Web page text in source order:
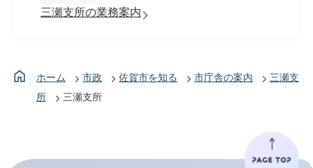
三瀬支所の業務案内
ホーム 市政 佐賀市を知る 市庁舎の案内
三瀬支
所
三瀬支所